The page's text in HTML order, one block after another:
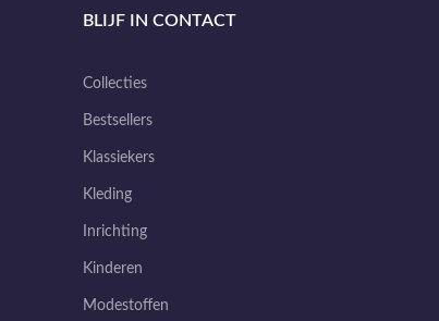
BLIJF IN CONTACT
Collecties
Bestsellers
Klassiekers
Kleding
Inrichting
Kinderen
Modestoffen